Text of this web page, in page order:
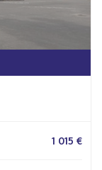
1 015 €